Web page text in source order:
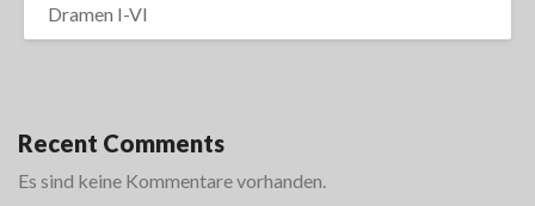
Dramen I-VI
Recent Comments
Es sind keine Kommentare vorhanden.